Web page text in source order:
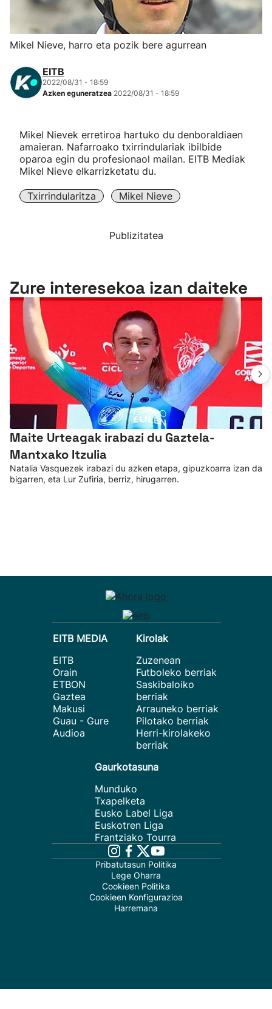
Herri-kirolak
Eskubaloia
Kirolak 360
Mendi-lasterketak
Mikel Nieve, harro eta pozik bere agurrean
EITB
2022/08/31 - 18:59
Azken eguneratzea 2022/08/31 - 18:59
Mikel Nievek erretiroa hartuko du denboraldiaen
amaieran. Nafarroako txirrindulariak ibilbide
oparoa egin du profesionaol mailan. EITB Mediak
Mikel Nieve elkarrizketatu du.
Txirrindularitza Mikel Nieve
Publizitatea
Zure interesekoa izan daiteke
Maite Urteagak irabazi du Gaztela-
Mantxako Itzulia
Natalia Vasquezek irabazi du azken etapa, gipuzkoarra izan da
bigarren, eta Lur Zufiria, berriz, hirugarren.
EITB MEDIA
EITB
Orain
ETBON
Gaztea
Makusi
Guau - Gure
Audioa
Kirolak
Zuzenean
Futboleko berriak
Saskibaloiko
berriak
Arrauneko berriak
Pilotako berriak
Herri-kirolakeko
berriak
Gaurkotasuna
Munduko
Txapelketa
Eusko Label Liga
Euskotren Liga
Frantziako Tourra
Pribatutasun Politika
Lege Oharra
Cookieen Politika
Cookieen Konfigurazioa
Harremana